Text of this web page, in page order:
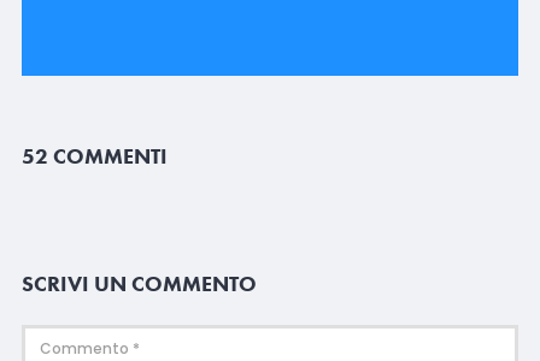
52 COMMENTI
SCRIVI UN COMMENTO